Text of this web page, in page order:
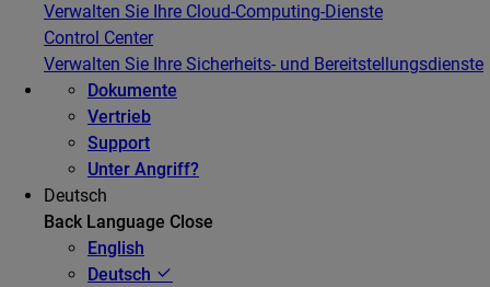
Verwalten Sie Ihre Cloud-Computing-Dienste
Control Center
Verwalten Sie Ihre Sicherheits- und Bereitstellungsdienste
Dokumente
Vertrieb
Support
Unter Angriff?
Deutsch
Back Language Close
English
Deutsch